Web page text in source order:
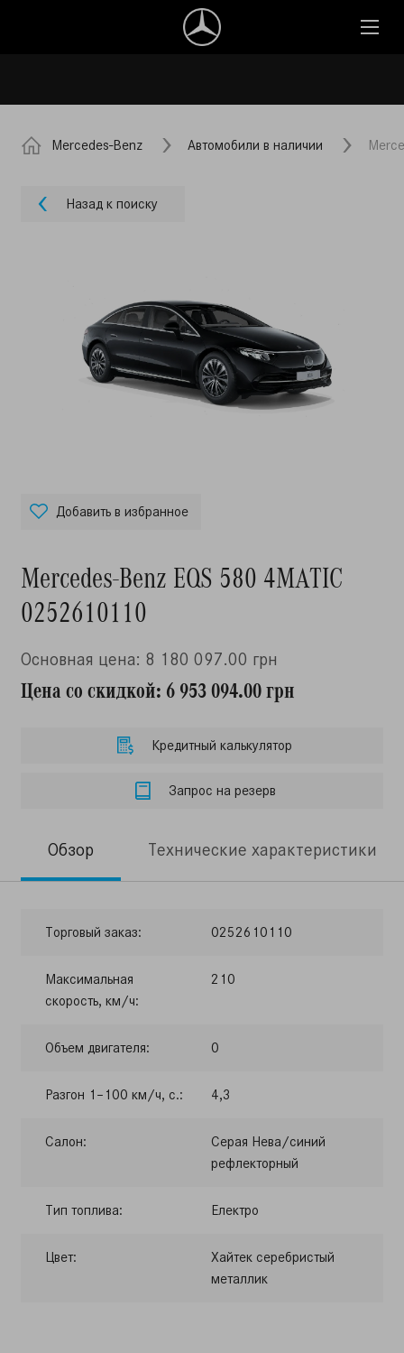
Mercedes-Benz Автомобили в наличии
Назад к поиску
Добавить в избранное
Mercedes-Benz EQS 580 4MATIC
0252610110
Основная цена: 8 180 097.00 грн
Цена со скидкой: 6 953 094.00 грн
Кредитный калькулятор
Запрос на резерв
Обзор Технические характеристики
Торговый заказ: 0252610110
Максимальная
скорость, км/ч:
210
Объем двигателя: 0
Разгон 1–100 км/ч, с.: 4,3
Салон:
Серая Нева/синий
рефлекторный
Тип топлива: Електро
Цвет:
Хайтек серебристый
металлик